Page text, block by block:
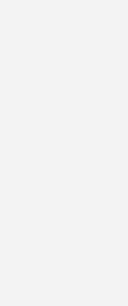
Holzbau;
Dach; Träger;
Anschluss
auf den Normen: